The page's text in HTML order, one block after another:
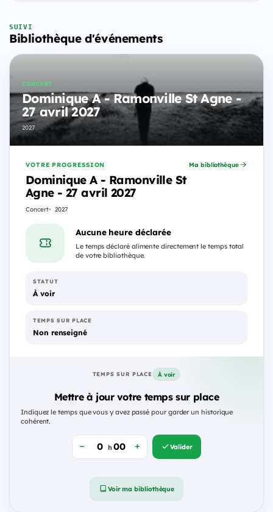
SUIVI
Bibliothèque d'événements
CONCERT
Dominique A - Ramonville St Agne -
27 avril 2027
2027
VOTRE PROGRESSION
Dominique A - Ramonville St
Agne - 27 avril 2027
Concert 2027
Ma bibliothèque
Aucune heure déclarée
Le temps déclaré alimente directement le temps total
de votre bibliothèque.
STATUT
À voir
TEMPS SUR PLACE
Non renseigné
TEMPS SUR PLACE À voir
Mettre à jour votre temps sur place
Indiquez le temps que vous y avez passé pour garder un historique
cohérent.
h Valider
Voir ma bibliothèque